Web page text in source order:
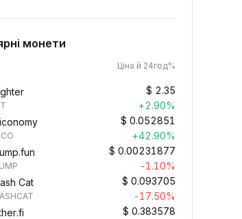
монети
Ціна й 24год%
$ 2.35
+2.90%
$ 0.052851
+42.90%
$ 0.00231877
-1.10%
Cat
$ 0.093705
-17.50%
$ 0.383578